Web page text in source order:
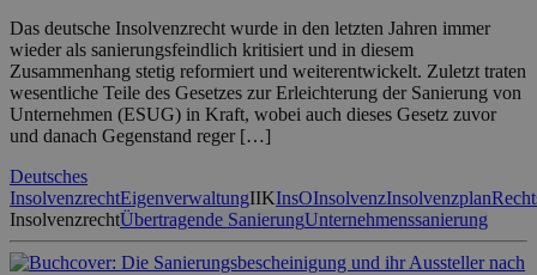
Das deutsche Insolvenzrecht wurde in den letzten Jahren immer
wieder als sanierungsfeindlich kritisiert und in diesem
Zusammenhang stetig reformiert und weiterentwickelt. Zuletzt traten
wesentliche Teile des Gesetzes zur Erleichterung der Sanierung von
Unternehmen (ESUG) in Kraft, wobei auch dieses Gesetz zuvor
und danach Gegenstand reger […]
Deutsches
InsolvenzrechtEigenverwaltungIIKInsOInsolvenzInsolvenzplan
InsolvenzrechtÜbertragende SanierungUnternehmenssanierung